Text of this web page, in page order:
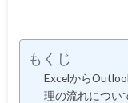
もくじ
Excelから
理の流れについ